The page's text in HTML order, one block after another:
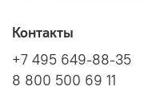
Контакты
+7 495 649-88-35
8 800 500 69 11